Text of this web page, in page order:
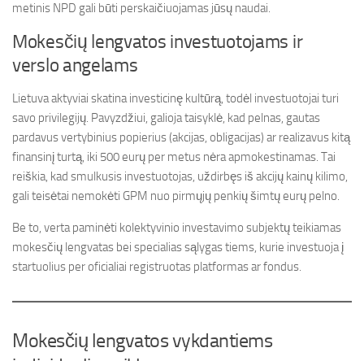
metinis NPD gali būti perskaičiuojamas jūsų naudai.
Mokesčių lengvatos investuotojams ir
verslo angelams
Lietuva aktyviai skatina investicinę kultūrą, todėl investuotojai turi
savo privilegijų. Pavyzdžiui, galioja taisyklė, kad pelnas, gautas
pardavus vertybinius popierius (akcijas, obligacijas) ar realizavus kitą
finansinį turtą, iki 500 eurų per metus nėra apmokestinamas. Tai
reiškia, kad smulkusis investuotojas, uždirbęs iš akcijų kainų kilimo,
gali teisėtai nemokėti GPM nuo pirmųjų penkių šimtų eurų pelno.
Be to, verta paminėti kolektyvinio investavimo subjektų teikiamas
mokesčių lengvatas bei specialias sąlygas tiems, kurie investuoja į
startuolius per oficialiai registruotas platformas ar fondus.
Mokesčių lengvatos vykdantiems